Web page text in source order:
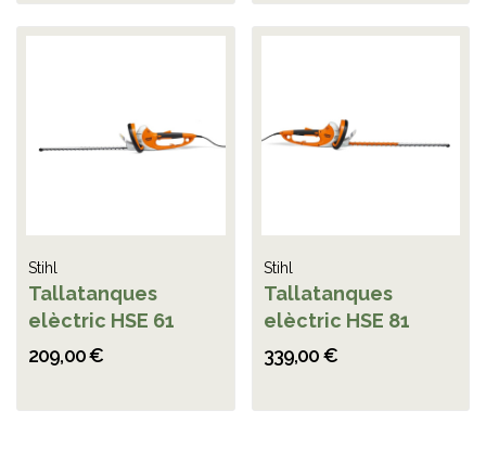
Stihl
Tallatanques
elèctric HSE 61
209,00 €
Stihl
Tallatanques
elèctric HSE 81
339,00 €